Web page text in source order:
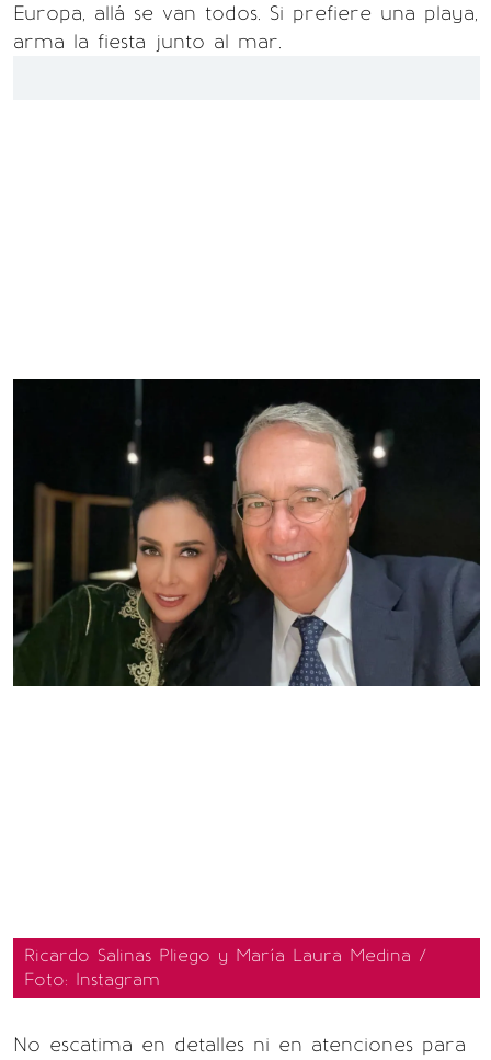
Europa, allá se van todos. Si prefiere una playa,
arma la fiesta junto al mar.
Ricardo Salinas Pliego y María Laura Medina /
Foto: Instagram
No escatima en detalles ni en atenciones para